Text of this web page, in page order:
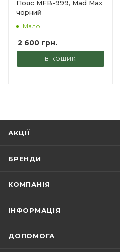
Пояс MFB-999, Mad Max
чорний
Мало
2 600 грн.
В КОШИК
АКЦІЇ
БРЕНДИ
КОМПАНІЯ
ІНФОРМАЦІЯ
ДОПОМОГА